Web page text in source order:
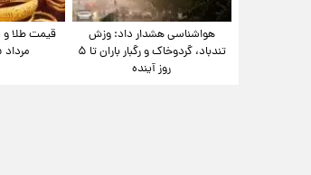
هواشناسی هشدار داد: وزش
تندباد، گردوخاک و رگبار باران تا ۵
روز آینده
مرداد ۱۴۰۵ +جدول